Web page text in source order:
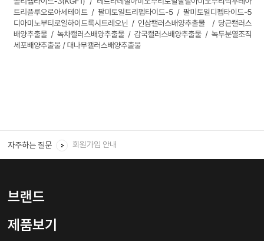
자주하는 질문 회원가입 안내
브랜드
제품보기